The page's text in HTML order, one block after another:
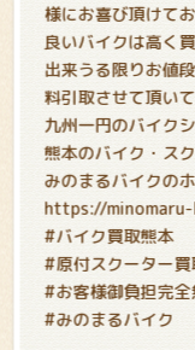
様にお喜び頂けてお
良いバイクは高く
出来うる限りお値
料引取させて頂いて
九州一円のバイク
熊本のバイク・ス
みのまるバイクの
https://
#バイク買取熊本
#原付スクーター買
#お客様御負担完全
#みのまるバイク